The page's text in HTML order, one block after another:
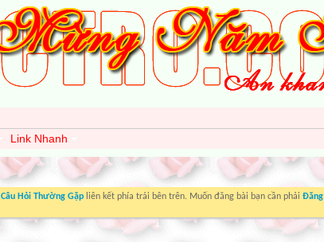
Link Nhanh
Câu Hỏi Thường Gặp liên kết phía trái bên trên. Muốn đăng bài bạn cần phải